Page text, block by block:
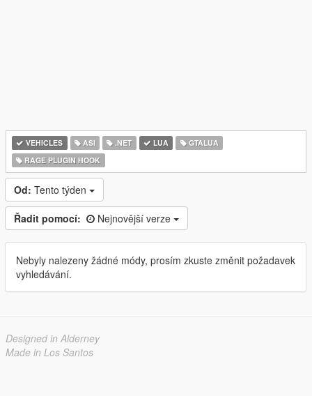
VEHICLES ASI .NET LUA
GTALUA
RAGE PLUGIN HOOK
Od: Tento týden
Řadit pomocí: Nejnovější verze
Nebyly nalezeny žádné módy, prosím zkuste změnit požadavek
vyhledávání.
Designed in Alderney
Made in Los Santos